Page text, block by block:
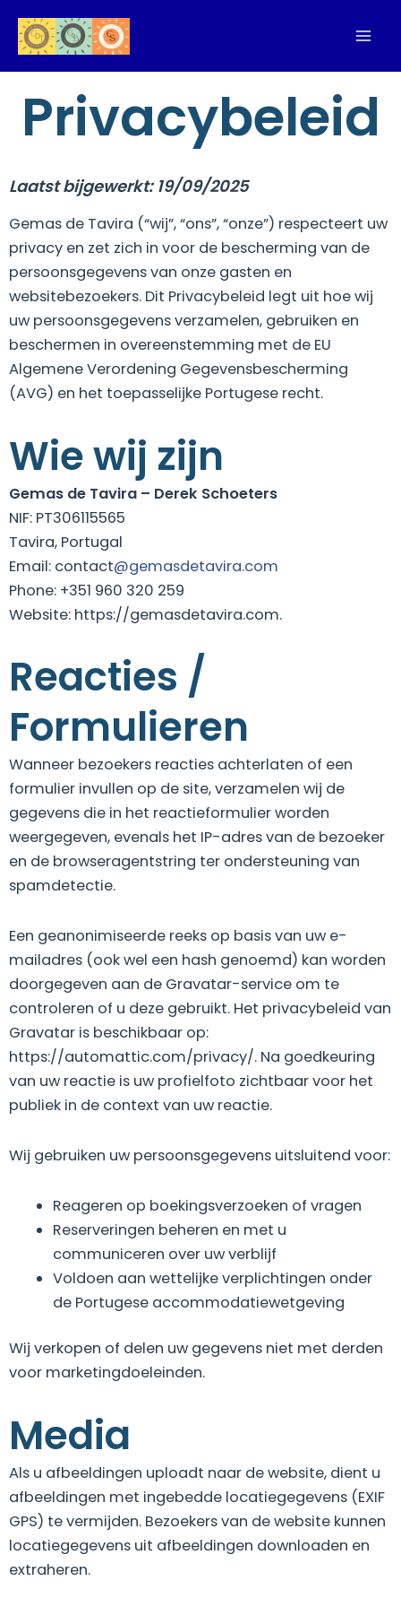
naar
Privacybeleid
Laatst bijgewerkt: 19/09/2025
Gemas de Tavira (“wij”, “ons”, “onze”) respecteert uw
privacy en zet zich in voor de bescherming van de
persoonsgegevens van onze gasten en
websitebezoekers. Dit Privacybeleid legt uit hoe wij
uw persoonsgegevens verzamelen, gebruiken en
beschermen in overeenstemming met de EU
Algemene Verordening Gegevensbescherming
(AVG) en het toepasselijke Portugese recht.
Wie wij zijn
Gemas de Tavira – Derek Schoeters
NIF: PT306115565
Tavira, Portugal
Email: contact@gemasdetavira.com
Phone: +351 960 320 259
Website: https://gemasdetavira.com.
Reacties /
Formulieren
Wanneer bezoekers reacties achterlaten of een
formulier invullen op de site, verzamelen wij de
gegevens die in het reactieformulier worden
weergegeven, evenals het IP-adres van de bezoeker
en de browseragentstring ter ondersteuning van
spamdetectie.
Een geanonimiseerde reeks op basis van uw e-
mailadres (ook wel een hash genoemd) kan worden
doorgegeven aan de Gravatar-service om te
controleren of u deze gebruikt. Het privacybeleid van
Gravatar is beschikbaar op:
https://automattic.com/privacy/. Na goedkeuring
van uw reactie is uw profielfoto zichtbaar voor het
publiek in de context van uw reactie.
Wij gebruiken uw persoonsgegevens uitsluitend voor:
Reageren op boekingsverzoeken of vragen
Reserveringen beheren en met u
communiceren over uw verblijf
Voldoen aan wettelijke verplichtingen onder
de Portugese accommodatiewetgeving
Wij verkopen of delen uw gegevens niet met derden
voor marketingdoeleinden.
Media
Als u afbeeldingen uploadt naar de website, dient u
afbeeldingen met ingebedde locatiegegevens (EXIF
GPS) te vermijden. Bezoekers van de website kunnen
locatiegegevens uit afbeeldingen downloaden en
extraheren.